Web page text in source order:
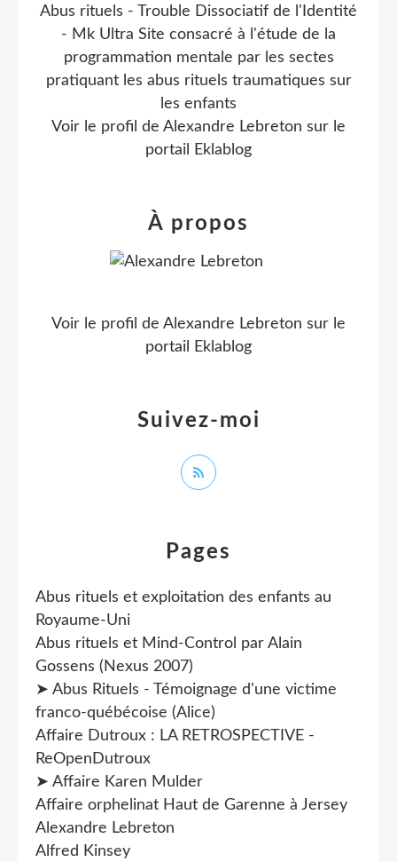
Pages
Abus rituels et exploitation des enfants au
Royaume-Uni
Abus rituels et Mind-Control par Alain
Gossens (Nexus 2007)
➤ Abus Rituels - Témoignage d'une victime
franco-québécoise (Alice)
Affaire Dutroux : LA RETROSPECTIVE -
ReOpenDutroux
➤ Affaire Karen Mulder
Affaire orphelinat Haut de Garenne à Jersey
Alexandre Lebreton
Alfred Kinsey
Abus rituels - Trouble Dissociatif de l'Identité
- Mk Ultra Site consacré à l'étude de la
programmation mentale par les sectes
pratiquant les abus rituels traumatiques sur
les enfants
Voir le profil de Alexandre Lebreton sur le
portail Eklablog
Suivez-moi
À propos
Voir le profil de Alexandre Lebreton sur le
portail Eklablog